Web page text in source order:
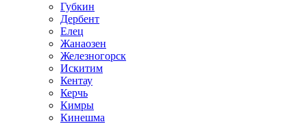
Губкин
Дербент
Елец
Жанаозен
Железногорск
Искитим
Кентау
Керчь
Кимры
Кинешма